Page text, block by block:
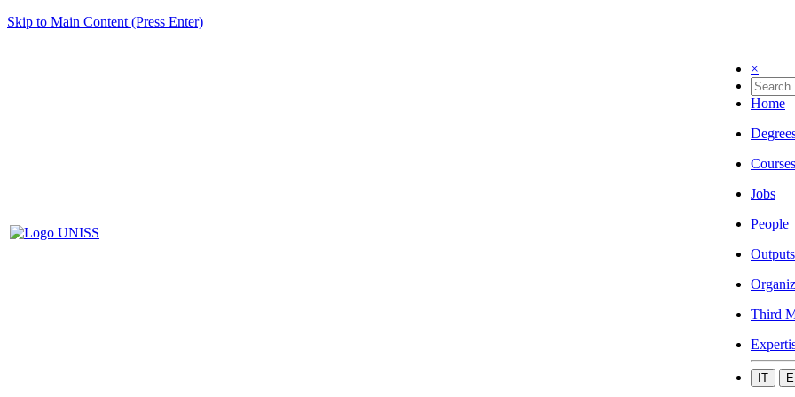
Skip to Main Content (Press Enter)
×
Home
Courses
Jobs
People
Outputs
Third
IT